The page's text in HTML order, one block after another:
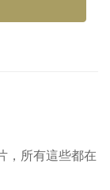
，所有這些都在